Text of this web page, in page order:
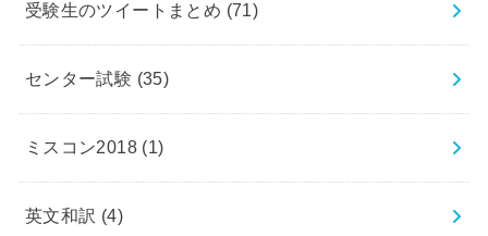
受験生のツイートまとめ (71)
センター試験 (35)
ミスコン2018 (1)
英文和訳 (4)